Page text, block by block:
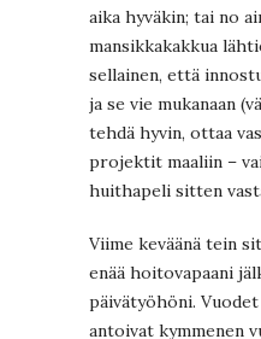
aika hyväkin; tai no
mansikkakakkua
sellainen, että
ja se vie mukanaan
tehdä hyvin, ottaa
projektit maaliin –
huithapeli sitten
Viime keväänä tein
enää hoitovapaani
päivätyöhöni.
antoivat kymmenen